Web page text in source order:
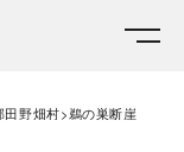
田野畑村 鵜の巣断崖